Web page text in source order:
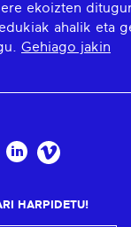
ekoizten
ahalik eta
Gehiago jakin
HARPIDETU!